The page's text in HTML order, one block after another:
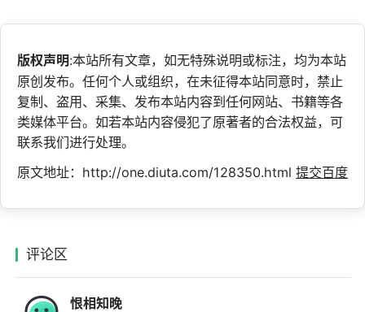
版权声明:本站所有文章，如无特殊说明或标注，均为本站
原创发布。任何个人或组织，在未征得本站同意时，禁止
复制、盗用、采集、发布本站内容到任何网站、书籍等各
类媒体平台。如若本站内容侵犯了原著者的合法权益，可
联系我们进行处理。
原文地址：http://one.diuta.com/128350.html 提交百度
评论区
恨相知晚